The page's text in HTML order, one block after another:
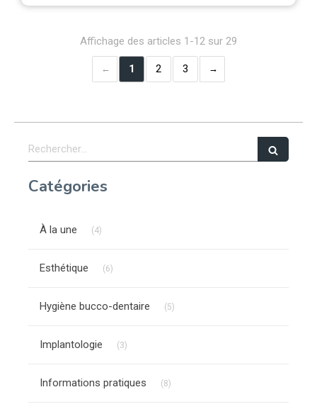
Affichage des articles 1-12 sur 29
1 2 3
Rechercher
Catégories
À la une (4)
Esthétique (6)
Hygiène bucco-dentaire (5)
Implantologie (3)
Informations pratiques (8)